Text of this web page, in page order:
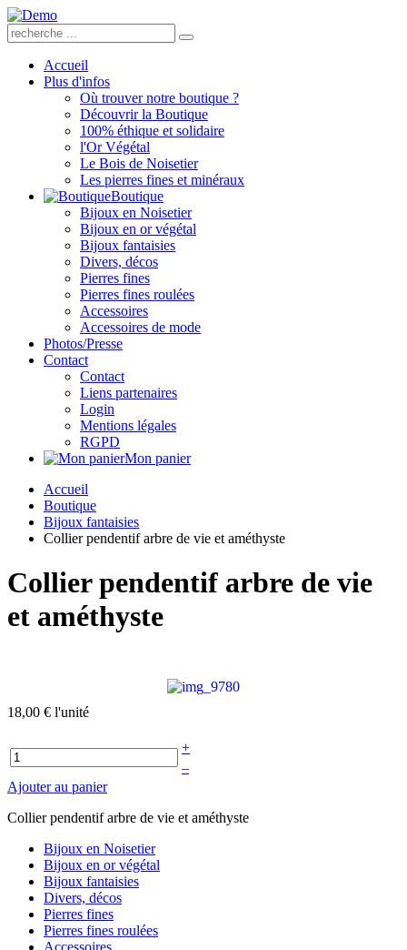
Accueil
Plus d'infos
Où trouver notre boutique ?
Découvrir la Boutique
100% éthique et solidaire
l'Or Végétal
Le Bois de Noisetier
Les pierres fines et minéraux
Boutique
Bijoux en Noisetier
Bijoux en or végétal
Bijoux fantaisies
Divers, décos
Pierres fines
Pierres fines roulées
Accessoires
Accessoires de mode
Photos/Presse
Contact
Contact
Liens partenaires
Login
Mentions légales
RGPD
Mon panier
Accueil
Boutique
Bijoux fantaisies
Collier pendentif arbre de vie et améthyste
Collier pendentif arbre de vie
et améthyste
18,00 € l'unité
+
–
Ajouter au panier
Collier pendentif arbre de vie et améthyste
Bijoux en Noisetier
Bijoux en or végétal
Bijoux fantaisies
Divers, décos
Pierres fines
Pierres fines roulées
Accessoires